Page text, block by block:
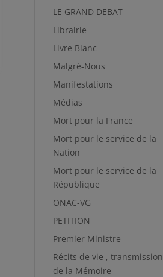
LE GRAND DEBAT
Librairie
Livre Blanc
Malgré-Nous
Manifestations
Médias
Mort pour la France
Mort pour le service de la
Nation
Mort pour le service de la
République
ONAC-VG
PETITION
Premier Ministre
Récits de vie , transmission
de la Mémoire